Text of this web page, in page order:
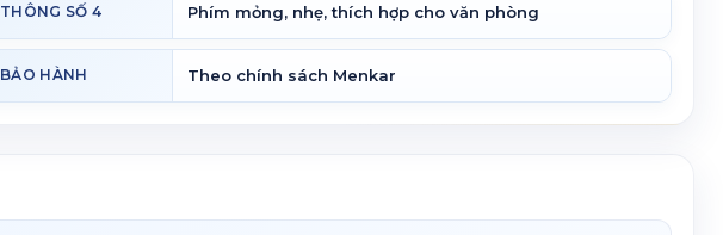
THÔNG SỐ 4 Phím mỏng, nhẹ, thích hợp cho văn phòng
BẢO HÀNH Theo chính sách Menkar